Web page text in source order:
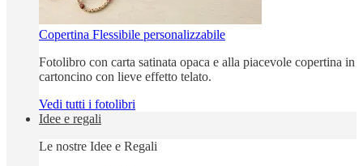
Copertina Flessibile personalizzabile
Fotolibro con carta satinata opaca e alla piacevole copertina in
cartoncino con lieve effetto telato.
Vedi tutti i fotolibri
Idee e regali
Le nostre Idee e Regali